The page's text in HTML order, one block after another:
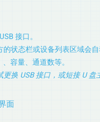
接口。
的状态栏或设备列表区域会
容量、通道数等。
换 USB 接口，或短接 U 盘
面